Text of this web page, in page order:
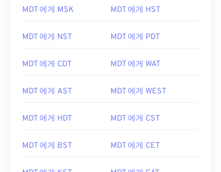
MDT 에게 MSK MDT 에게 HST
MDT 에게 NST MDT 에게 PDT
MDT 에게 CDT MDT 에게 WAT
MDT 에게 AST MDT 에게 WEST
MDT 에게 HDT MDT 에게 CST
MDT 에게 BST MDT 에게 CET